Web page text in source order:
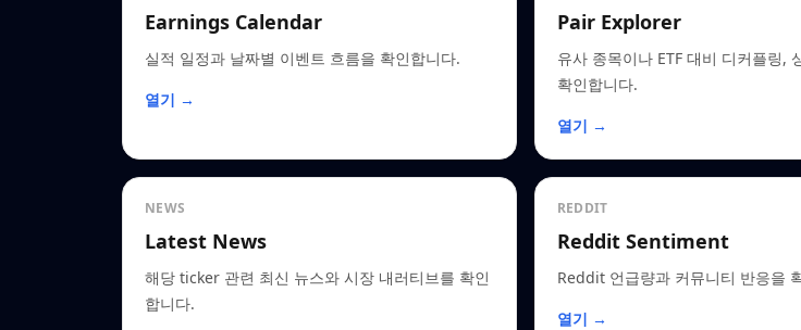
Earnings Calendar
실적 일정과 날짜별 이벤트 흐름을 확인합니다.
열기 →
Pair Explorer
유사 종목이나 ETF 대비 디커플링,
확인합니다.
열기 →
NEWS
Latest News
해당 ticker 관련 최신 뉴스와 시장 내러티브를 확인
합니다.
REDDIT
Reddit Sentiment
Reddit 언급량과 커뮤니티 반응을
열기 →